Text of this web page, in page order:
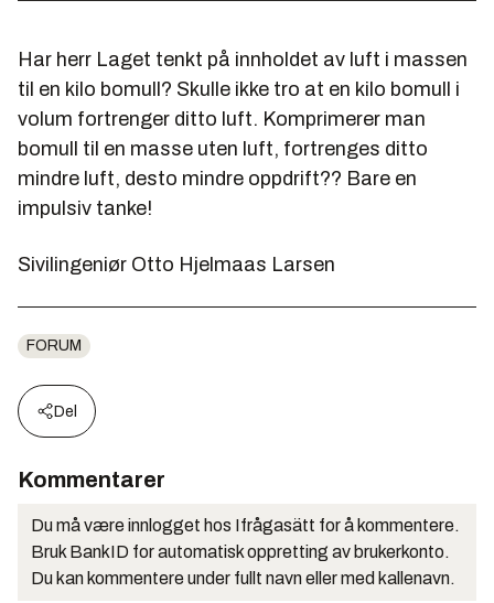
Har herr Laget tenkt på innholdet av luft i massen
til en kilo bomull? Skulle ikke tro at en kilo bomull i
volum fortrenger ditto luft. Komprimerer man
bomull til en masse uten luft, fortrenges ditto
mindre luft, desto mindre oppdrift?? Bare en
impulsiv tanke!
Sivilingeniør Otto Hjelmaas Larsen
FORUM
Del
Kommentarer
Du må være innlogget hos Ifrågasätt for å kommentere.
Bruk BankID for automatisk oppretting av brukerkonto.
Du kan kommentere under fullt navn eller med kallenavn.